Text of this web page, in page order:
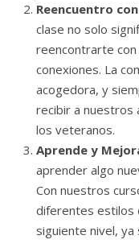
Reencuentro
clase no solo
reencontrarte con
conexiones. La
acogedora, y
recibir a nuestros
los veteranos.
Aprende y
aprender algo
Con nuestros
diferentes estilos
siguiente nivel, ya